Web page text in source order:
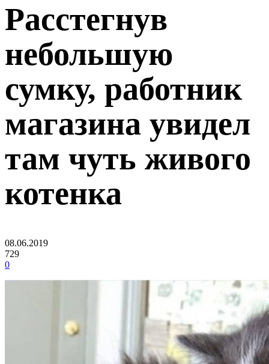
Расстегнув
небольшую
сумку, работник
магазина увидел
там чуть живого
котенка
08.06.2019
729
0